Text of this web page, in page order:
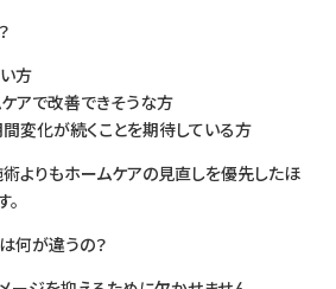
方
アで改善できそうな方
変化が続くことを期待している方
術よりもホームケアの見直しを優先したほ
何が違うの？